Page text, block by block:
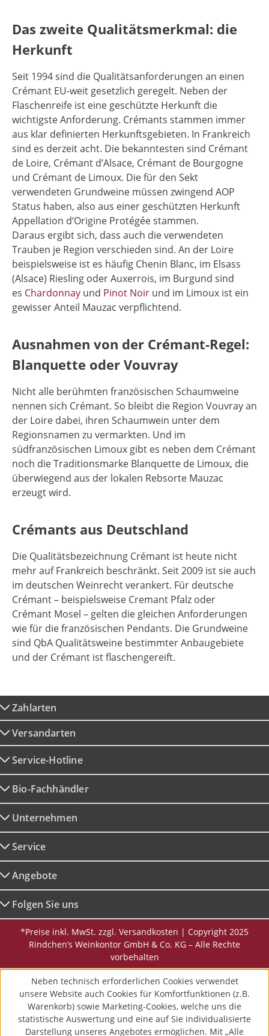
Das zweite Qualitätsmerkmal: die
Herkunft
Seit 1994 sind die Qualitätsanforderungen an einen
Crémant EU-weit gesetzlich geregelt. Neben der
Flaschenreife ist eine geschützte Herkunft die
wichtigste Anforderung. Crémants stammen immer
aus klar definierten Herkunftsgebieten. In Frankreich
sind es derzeit acht. Die bekanntesten sind Crémant
de Loire, Crémant d’Alsace, Crémant de Bourgogne
und Crémant de Limoux. Die für den Sekt
verwendeten Grundweine müssen zwingend AOP
Status haben, also aus einer geschützten Herkunft
Appellation d‘Origine Protégée stammen.
Daraus ergibt sich, dass auch die verwendeten
Trauben je Region verschieden sind. An der Loire
beispielsweise ist es häufig Chenin Blanc, im Elsass
(Alsace) Riesling oder Auxerrois, im Burgund sind
es Chardonnay und Pinot Noir und im Limoux ist ein
gewisser Anteil Mauzac verpflichtend.
Ausnahmen von der Crémant-Regel:
Blanquette oder Vouvray
Nicht alle berühmten französischen Schaumweine
nennen sich Crémant. So bleibt die Region Vouvray an
der Loire dabei, ihren Schaumwein unter dem
Regionsnamen zu vermarkten. Und im
südfranzösischen Limoux gibt es neben dem Crémant
noch die Traditionsmarke Blanquette de Limoux, die
überwiegend aus der lokalen Rebsorte Mauzac
erzeugt wird.
Crémants aus Deutschland
Die Qualitätsbezeichnung Crémant ist heute nicht
mehr auf Frankreich beschränkt. Seit 2009 ist sie auch
im deutschen Weinrecht verankert. Für deutsche
Crémant – beispielsweise Cremant Pfalz oder
Crémant Mosel – gelten die gleichen Anforderungen
wie für die französischen Pendants. Die Grundweine
sind QbA Qualitätsweine bestimmter Anbaugebiete
und der Crémant ist flaschengereift.
Zahlarten
Versandarten
Service-Hotline
Bio-Fachhändler
Unternehmen
Service
Angebote
Folgen Sie uns
*Preise inkl. MwSt. zzgl. Versandkosten | Copyright 2025
Rindchen’s Weinkontor GmbH & Co. KG – Alle Rechte
vorbehalten
Neben technisch erforderlichen Cookies verwendet
unsere Website auch Cookies für Komfortfunktionen (z.B.
Warenkorb) sowie Marketing-Cookies, welche uns die
statistische Auswertung und eine auf Sie individualisierte
Darstellung unseres Angebotes ermöglichen. Mit „Alle